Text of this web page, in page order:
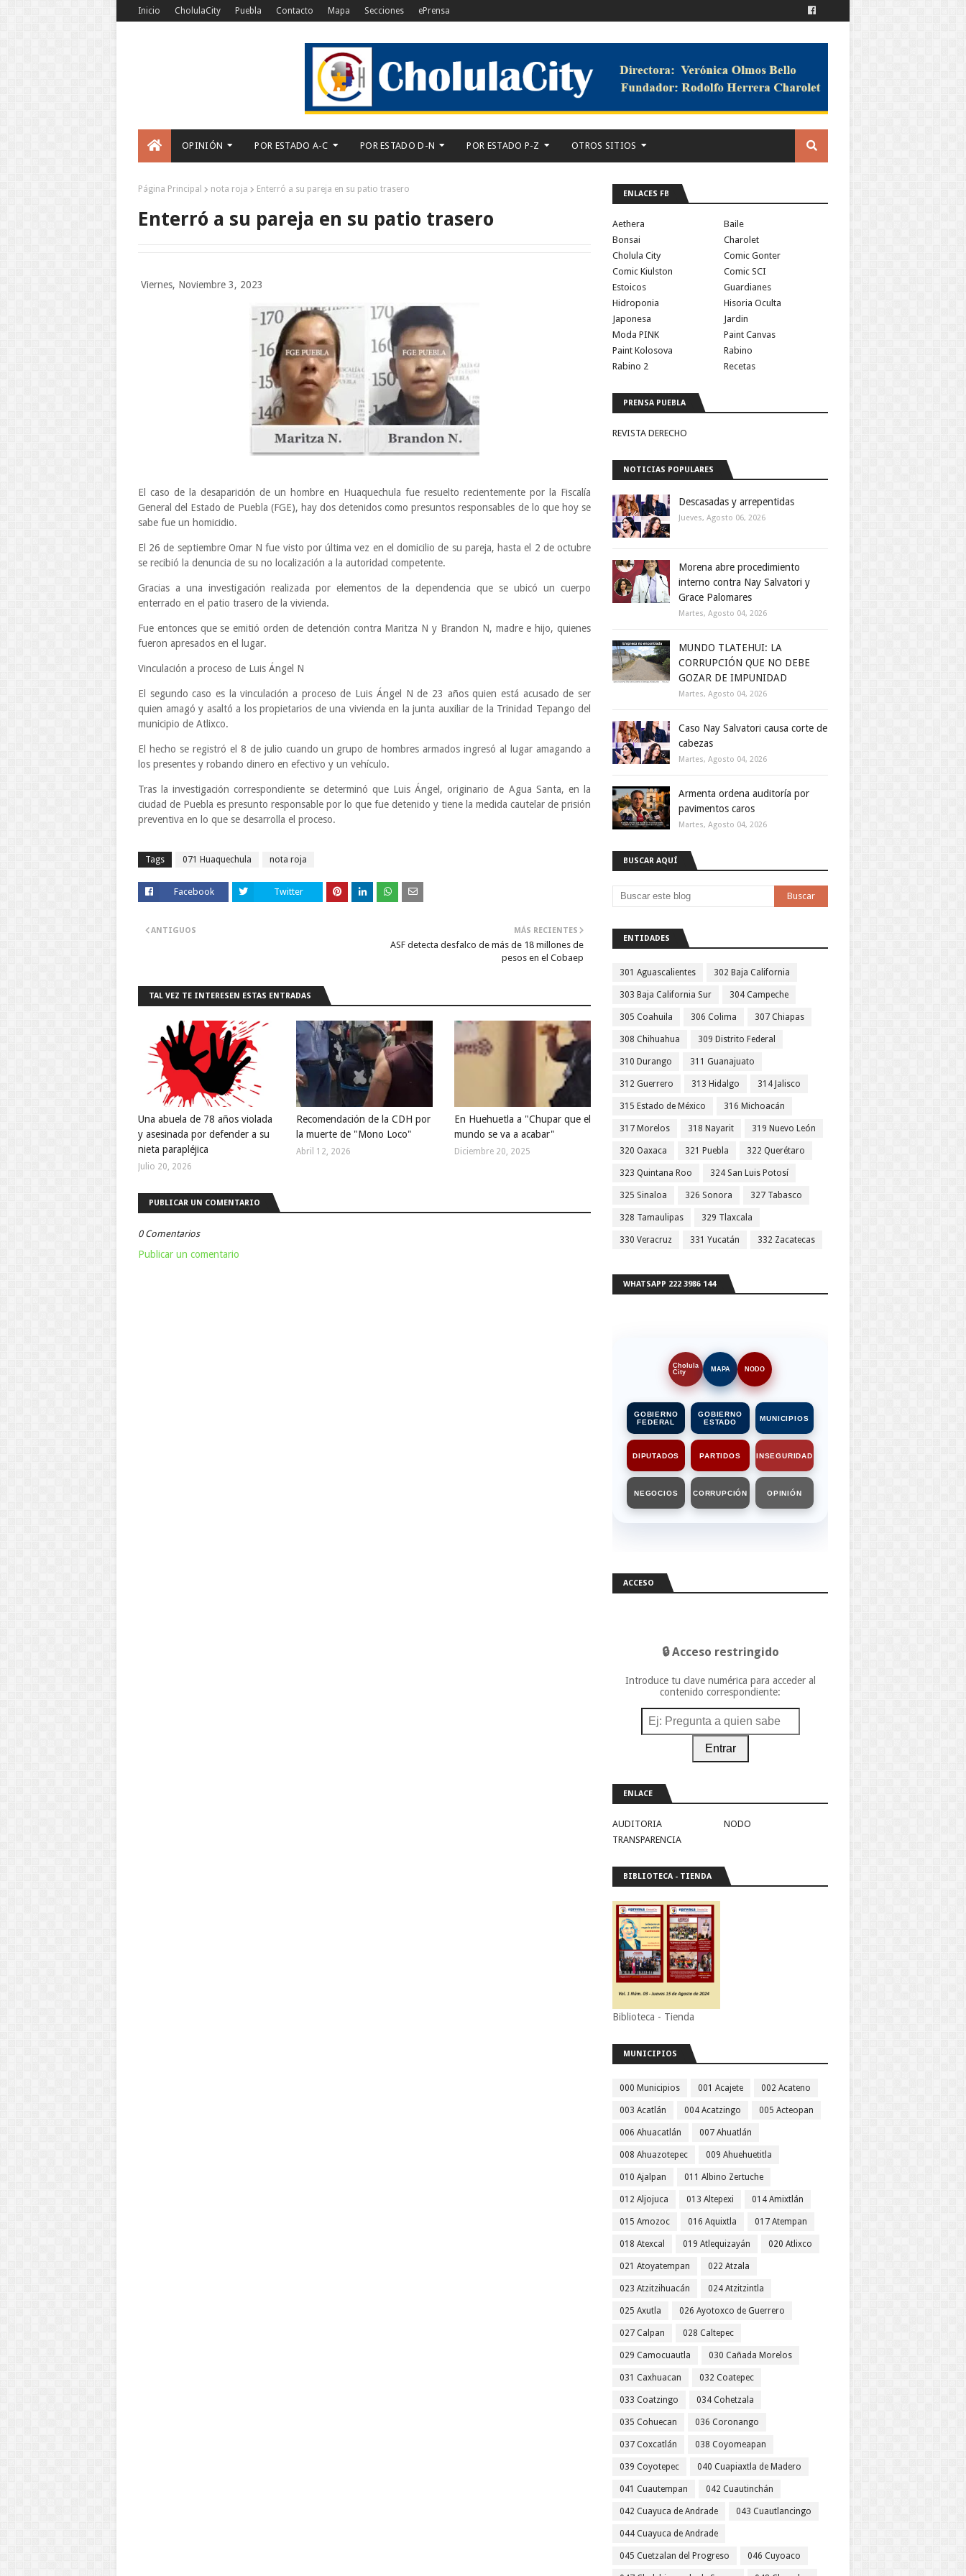
Inicio CholulaCity Puebla Contacto Mapa Secciones ePrensa
OPINIÓN POR ESTADO A-C POR ESTADO D-N POR ESTADO P-Z OTROS SITIOS
Página Principal nota roja Enterró a su pareja en su patio trasero
Enterró a su pareja en su patio trasero
Viernes, Noviembre 3, 2023
El caso de la desaparición de un hombre en Huaquechula fue resuelto recientemente por la Fiscalía
General del Estado de Puebla (FGE), hay dos detenidos como presuntos responsables de lo que hoy se
sabe fue un homicidio.
El 26 de septiembre Omar N fue visto por última vez en el domicilio de su pareja, hasta el 2 de octubre
se recibió la denuncia de su no localización a la autoridad competente.
Gracias a una investigación realizada por elementos de la dependencia que se ubicó un cuerpo
enterrado en el patio trasero de la vivienda.
Fue entonces que se emitió orden de detención contra Maritza N y Brandon N, madre e hijo, quienes
fueron apresados en el lugar.
Vinculación a proceso de Luis Ángel N
El segundo caso es la vinculación a proceso de Luis Ángel N de 23 años quien está acusado de ser
quien amagó y asaltó a los propietarios de una vivienda en la junta auxiliar de la Trinidad Tepango del
municipio de Atlixco.
El hecho se registró el 8 de julio cuando un grupo de hombres armados ingresó al lugar amagando a
los presentes y robando dinero en efectivo y un vehículo.
Tras la investigación correspondiente se determinó que Luis Ángel, originario de Agua Santa, en la
ciudad de Puebla es presunto responsable por lo que fue detenido y tiene la medida cautelar de prisión
preventiva en lo que se desarrolla el proceso.
Tags 071 Huaquechula nota roja
Facebook Twitter
MÁS RECIENTES
ASF detecta desfalco de más de 18 millones de
pesos en el Cobaep
ANTIGUOS
TAL VEZ TE INTERESEN ESTAS ENTRADAS
Una abuela de 78 años violada
y asesinada por defender a su
nieta parapléjica
Julio 20, 2026
Recomendación de la CDH por
la muerte de "Mono Loco"
Abril 12, 2026
En Huehuetla a "Chupar que el
mundo se va a acabar"
Diciembre 20, 2025
PUBLICAR UN COMENTARIO
0 Comentarios
Publicar un comentario
ENLACES FB
Aethera
Baile
Bonsai
Charolet
Cholula City
Comic Gonter
Comic Kiulston
Comic SCI
Estoicos
Guardianes
Hidroponia
Hisoria Oculta
Japonesa
Jardin
Moda PINK
Paint Canvas
Paint Kolosova
Rabino
Rabino 2
Recetas
PRENSA PUEBLA
REVISTA DERECHO
NOTICIAS POPULARES
Descasadas y arrepentidas
Jueves, Agosto 06, 2026
Morena abre procedimiento
interno contra Nay Salvatori y
Grace Palomares
Martes, Agosto 04, 2026
MUNDO TLATEHUI: LA
CORRUPCIÓN QUE NO DEBE
GOZAR DE IMPUNIDAD
Martes, Agosto 04, 2026
Caso Nay Salvatori causa corte de
cabezas
Martes, Agosto 04, 2026
Armenta ordena auditoría por
pavimentos caros
Martes, Agosto 04, 2026
BUSCAR AQUÍ
ENTIDADES
301 Aguascalientes 302 Baja California
303 Baja California Sur 304 Campeche
305 Coahuila 306 Colima 307 Chiapas
308 Chihuahua 309 Distrito Federal
310 Durango 311 Guanajuato
312 Guerrero 313 Hidalgo 314 Jalisco
315 Estado de México 316 Michoacán
317 Morelos 318 Nayarit 319 Nuevo León
320 Oaxaca 321 Puebla 322 Querétaro
323 Quintana Roo 324 San Luis Potosí
325 Sinaloa 326 Sonora 327 Tabasco
328 Tamaulipas 329 Tlaxcala
330 Veracruz 331 Yucatán 332 Zacatecas
WHATSAPP 222 3986 144
Cholula
City
MAPA NODO
GOBIERNO
FEDERAL
GOBIERNO
ESTADO
MUNICIPIOS
DIPUTADOS PARTIDOS INSEGURIDAD
NEGOCIOS CORRUPCIÓN OPINIÓN
ACCESO
🔒 Acceso restringido
Introduce tu clave numérica para acceder al
contenido correspondiente:
Entrar
ENLACE
AUDITORIA
NODO
TRANSPARENCIA
BIBLIOTECA - TIENDA
Biblioteca - Tienda
MUNICIPIOS
000 Municipios 001 Acajete 002 Acateno
003 Acatlán 004 Acatzingo 005 Acteopan
006 Ahuacatlán 007 Ahuatlán
008 Ahuazotepec 009 Ahuehuetitla
010 Ajalpan 011 Albino Zertuche
012 Aljojuca 013 Altepexi 014 Amixtlán
015 Amozoc 016 Aquixtla 017 Atempan
018 Atexcal 019 Atlequizayán 020 Atlixco
021 Atoyatempan 022 Atzala
023 Atzitzihuacán 024 Atzitzintla
025 Axutla 026 Ayotoxco de Guerrero
027 Calpan 028 Caltepec
029 Camocuautla 030 Cañada Morelos
031 Caxhuacan 032 Coatepec
033 Coatzingo 034 Cohetzala
035 Cohuecan 036 Coronango
037 Coxcatlán 038 Coyomeapan
039 Coyotepec 040 Cuapiaxtla de Madero
041 Cuautempan 042 Cuautinchán
042 Cuayuca de Andrade 043 Cuautlancingo
044 Cuayuca de Andrade
045 Cuetzalan del Progreso 046 Cuyoaco